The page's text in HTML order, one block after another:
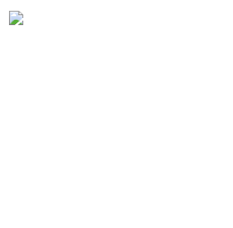
principal